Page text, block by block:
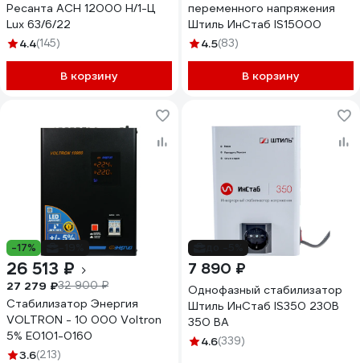
Ресанта АСН 12000 Н/1-Ц
Lux 63/6/22
4.4(145)
В корзину
переменного напряжения
Штиль ИнСтаб IS15000
4.5(83)
В корзину
-17%
26 513 ₽
27 279 ₽32 900 ₽
Стабилизатор Энергия
VOLTRON - 10 000 Voltron
5% Е0101-0160
3.6(213)
7 890 ₽
Однофазный стабилизатор
Штиль ИнСтаб IS350 230В
350 ВА
4.6(339)